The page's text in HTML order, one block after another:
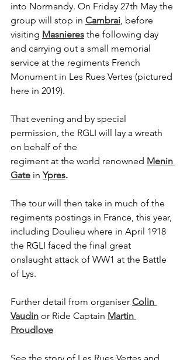
into Normandy. On Friday 27th May the
group will stop in Cambrai, before
visiting Masnieres the following day
and carrying out a small memorial
service at the regiments French
Monument in Les Rues Vertes (pictured
here in 2019).
That evening and by special
permission, the RGLI will lay a wreath
on behalf of the
regiment at the world renowned Menin
Gate in Ypres.
The tour will then take in much of the
regiments postings in France, this year,
including Doulieu where in April 1918
the RGLI faced the final great
onslaught attack of WW1 at the Battle
of Lys.
Further detail from organiser Colin
Vaudin or Ride Captain Martin
Proudlove